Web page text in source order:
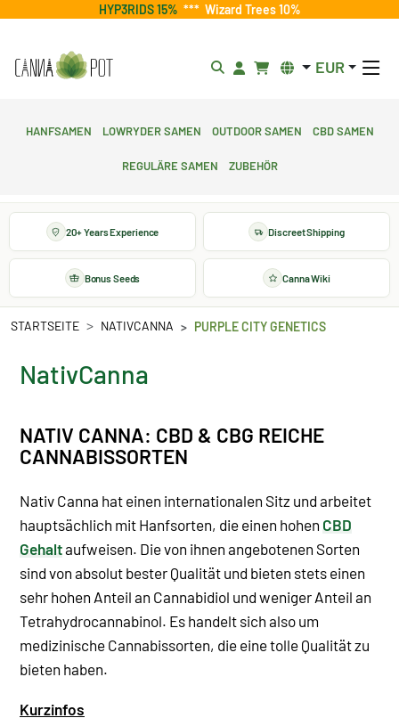
HYP3RIDS 15% *** Wizard Trees 10%
EUR
Hanfsamen Lowryder Samen Outdoor Samen CBD Samen
Reguläre Samen Zubehör
20+ Years Experience Discreet Shipping
Bonus Seeds Canna Wiki
STARTSEITE NATIVCANNA PURPLE CITY GENETICS
NativCanna
NATIV CANNA: CBD & CBG REICHE
CANNABISSORTEN
Nativ Canna hat einen internationalen Sitz und arbeitet
hauptsächlich mit Hanfsorten, die einen hohen CBD
Gehaltaufweisen. Die von ihnen angebotenen Sorten
sind von absolut bester Qualität und bieten stets einen
sehr hohen Anteil an Cannabidiol und weniger Anteil an
Tetrahydrocannabinol. Es handelt sich also um
medizinische Cannabissorten, die eine tolle Qualität zu
bieten haben.
Kurzinfos